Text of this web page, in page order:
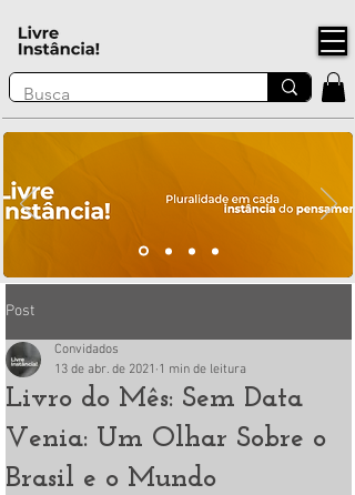
Post
Livro do Mês: Sem Data
Venia: Um Olhar Sobre o
Brasil e o Mundo
Convidados
13 de abr. de 2021 1 min de leitura